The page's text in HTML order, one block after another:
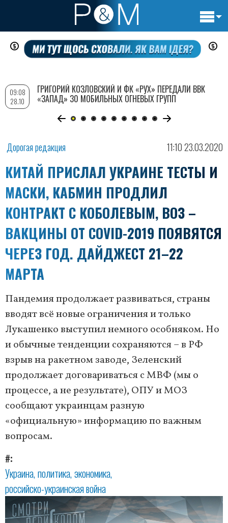
Перейти
содержанию
Дорогая редакция 11:10 23.03.2020
КИТАЙ ПРИСЛАЛ УКРАИНЕ ТЕСТЫ И
МАСКИ, КАБМИН ПРОДЛИЛ
КОНТРАКТ С КОБОЛЕВЫМ, ВОЗ –
ВАКЦИНЫ ОТ COVID-2019 ПОЯВЯТСЯ
ЧЕРЕЗ ГОД. ДАЙДЖЕСТ 21–22
МАРТА
Пандемия продолжает развиваться, страны
вводят всё новые ограничения и только
Лукашенко выступил немного особняком. Но
и обычные тенденции сохраняются – в РФ
взрыв на ракетном заводе, Зеленский
продолжает договариваться с МВФ (мы о
процессе, а не результате), ОПУ и МОЗ
сообщают украинцам разную
«официальную» информацию по важным
вопросам.
#
Украина политика экономика
российско-украинская война
09:08
28.10
ГРИГОРИЙ КОЗЛОВСКИЙ И ФК «РУХ» ПЕРЕДАЛИ ВВК
«ЗАПАД» 30 МОБИЛЬНЫХ ОГНЕВЫХ ГРУПП